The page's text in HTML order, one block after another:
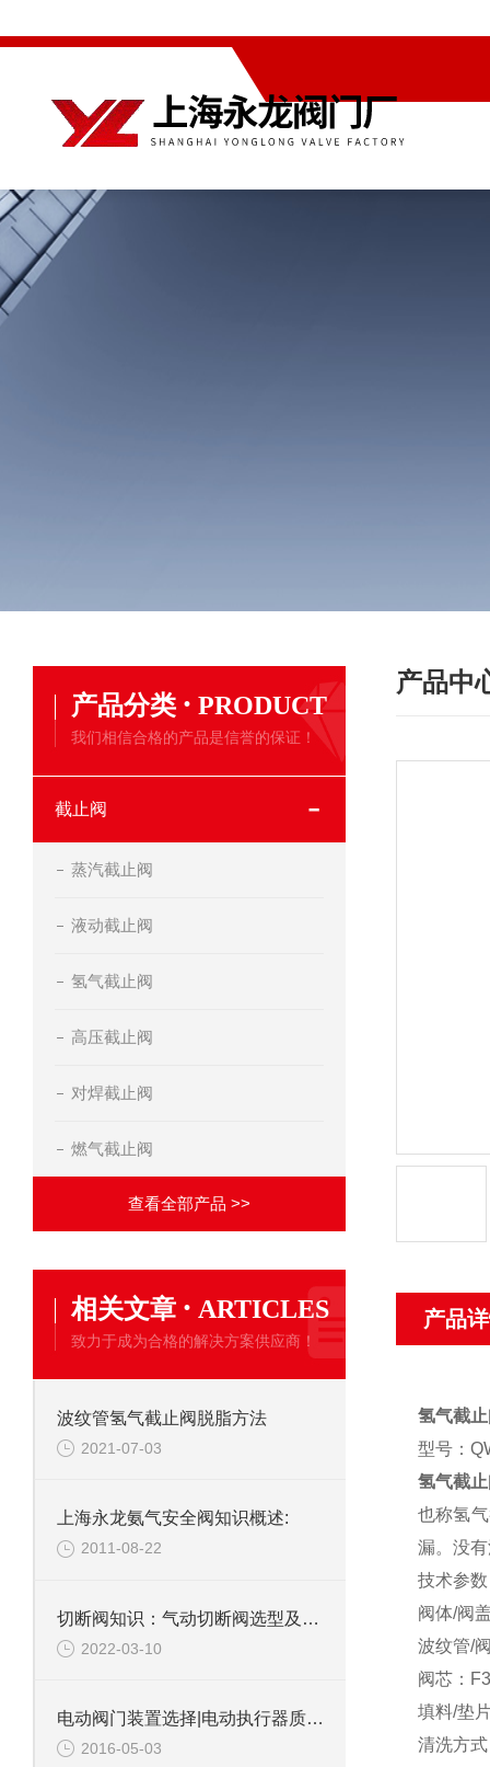
产品中
产品
氢气截
型号：
氢气截
也称氢
漏。没
技术参
阀体/阀
波纹管/
阀芯：
填料/垫
清洗方
产品分类 · PRODUCT
我们相信合格的产品是信誉的保证！
截止阀
蒸汽截止阀
液动截止阀
氢气截止阀
高压截止阀
对焊截止阀
燃气截止阀
查看全部产品 >>
相关文章 · ARTICLES
致力于成为合格的解决方案供应商！
波纹管氢气截止阀脱脂方法
2021-07-03
上海永龙氨气安全阀知识概述:
2011-08-22
切断阀知识：气动切断阀选型及配件种类
2022-03-10
电动阀门装置选择|电动执行器质量|上海永龙阀门厂
2016-05-03